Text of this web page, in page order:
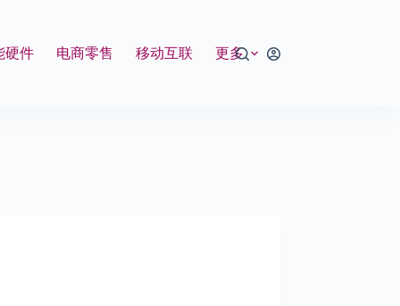
硬件 电商零售 移动互联 更多